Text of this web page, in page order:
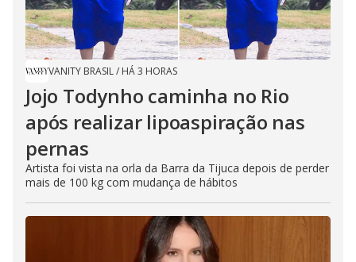
VANITY BRASIL/ HÁ 3 HORAS
Jojo Todynho caminha no Rio
após realizar lipoaspiração nas
pernas
Artista foi vista na orla da Barra da Tijuca depois de perder
mais de 100 kg com mudança de hábitos